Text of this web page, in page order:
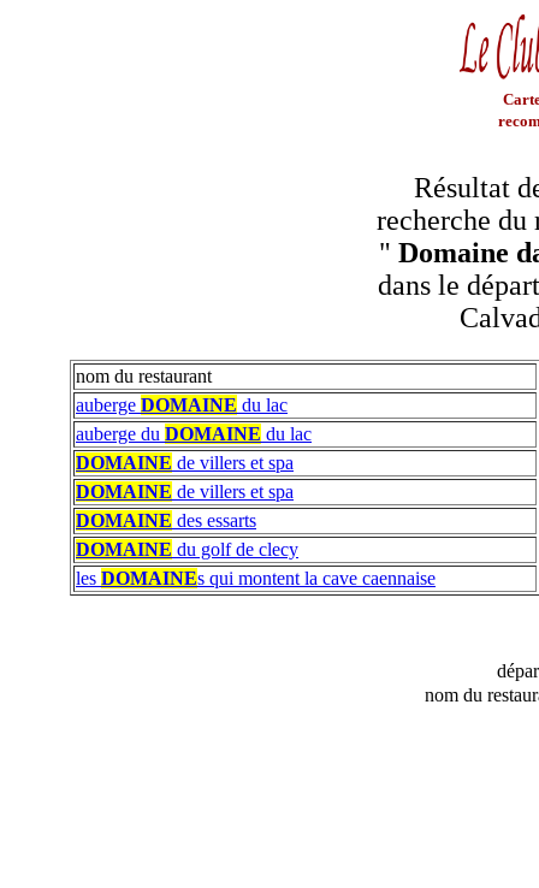
Résultat
recherche du
" Domaine
dans le
nom du restaurant
auberge DOMAINE du lac
auberge du DOMAINE du lac
DOMAINE de villers et spa
DOMAINE de villers et spa
DOMAINE des essarts
DOMAINE du golf de clecy
les DOMAINEs qui montent la cave caennaise
nom du